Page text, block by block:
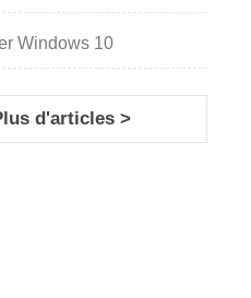
Windows 10
d'articles >